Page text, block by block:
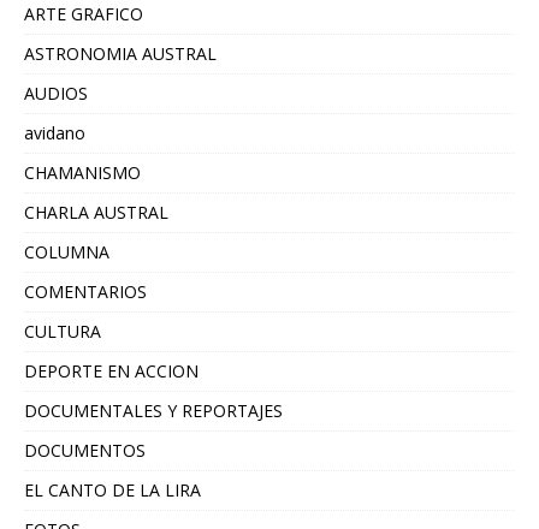
ARTE GRAFICO
ASTRONOMIA AUSTRAL
AUDIOS
avidano
CHAMANISMO
CHARLA AUSTRAL
COLUMNA
COMENTARIOS
CULTURA
DEPORTE EN ACCION
DOCUMENTALES Y REPORTAJES
DOCUMENTOS
EL CANTO DE LA LIRA